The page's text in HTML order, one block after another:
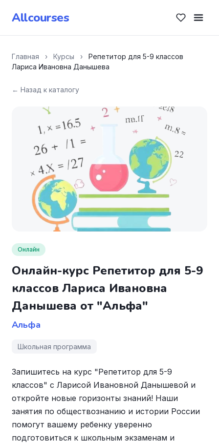
Allcourses
Главная › Курсы ›
Репетитор для 5-9 классов
Лариса Ивановна Данышева
← Назад к каталогу
Онлайн
Онлайн-курс Репетитор для 5-9
классов Лариса Ивановна
Данышева от "Альфа"
Альфа
Школьная программа
Запишитесь на курс "Репетитор для 5-9
классов" с Ларисой Ивановной Данышевой и
откройте новые горизонты знаний! Наши
занятия по обществознанию и истории России
помогут вашему ребенку уверенно
подготовиться к школьным экзаменам и